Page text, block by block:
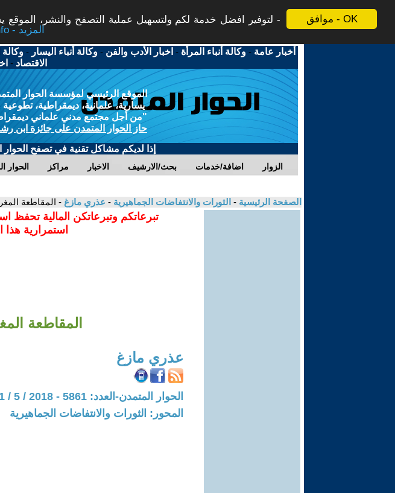
موافق - OK
لتوفير افضل خدمة لكم ولتسهيل عملية التصفح والنشر،
More info - المزيد
أخبار عامة -وكالة أنباء المرأة - اخبار الأدب والفن -وكالة أنباء اليسار -وكالة
الاقتصاد -
الموقع الرئيسي لمؤسسة الحوار
يسارية، علمانية، ديمقراطية، تطوعية
"من أجل مجتمع مدني علماني
حاز الحوار المتمدن على جائزة ابن
إذا لديكم مشاكل تقنية في تصفح الحوار
الحوار مراكز الاخبار بحث/الارشيف اضافة/خدمات الزوار
الصفحة الرئيسية - الثورات والانتفاضات الجماهيرية - عذري مازغ - المقاطعة
تبرعاتكم وتبرعاتكن المالية تحفظ
استمرارية هذا
المقاطعة
عذري مازغ
الحوار المتمدن-العدد: 5861 - 2018 / 5 / 1 - 22:03
المحور: الثورات والانتفاضات الجماهيرية